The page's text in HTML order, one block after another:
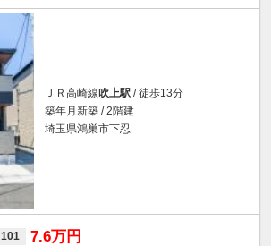
ＪＲ高崎線 吹上駅 / 徒歩13分
築年月新築 / 2階建
埼玉県鴻巣市下忍
101 7.6万円